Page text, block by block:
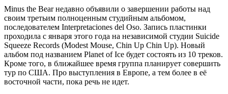
Minus the Bear недавно объявили о завершении работы над
своим третьим полноценным студийным альбомом,
последователем Interpretaciones del Oso. Запись пластинки
проходила с января этого года на независимой студии Suicide
Squeeze Records (Modest Mouse, Chin Up Chin Up). Новый
альбом под названием Planet of Ice будет состоять из 10 треков.
Кроме того, в ближайшее время группа планирует совершить
тур по США. Про выступления в Европе, а тем более в её
восточной части, пока речь не идет.